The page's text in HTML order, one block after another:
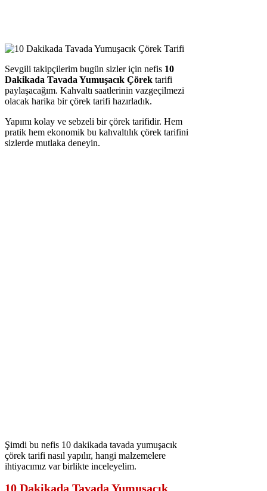
Sevgili takipçilerim bugün sizler için nefis 10
Dakikada Tavada Yumuşacık Çörek tarifi
paylaşacağım. Kahvaltı saatlerinin vazgeçilmezi
olacak harika bir çörek tarifi hazırladık.
Yapımı kolay ve sebzeli bir çörek tarifidir. Hem
pratik hem ekonomik bu kahvaltılık çörek tarifini
sizlerde mutlaka deneyin.
Şimdi bu nefis 10 dakikada tavada yumuşacık
çörek tarifi nasıl yapılır, hangi malzemelere
ihtiyacımız var birlikte inceleyelim.
10 Dakikada Tavada Yumuşacık